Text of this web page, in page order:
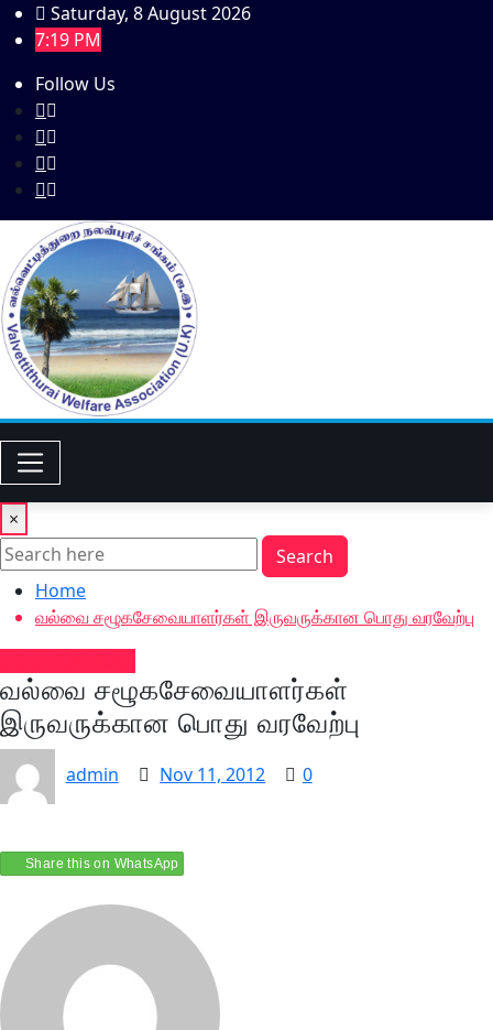
Skip
to
Saturday, 8 August 2026
7:19 PM
Follow Us
×
Search
Home
வல்வை சழூகசேவையாளர்கள் இருவருக்கான பொது வரவேற்பு
வல்வை சழூகசேவையாளர்கள்
இருவருக்கான பொது வரவேற்பு
admin Nov 11, 2012 0
Share this on WhatsApp